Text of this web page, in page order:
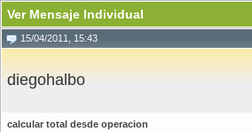
Ver Mensaje Individual
15/04/2011, 15:43
diegohalbo
calcular total desde operacion